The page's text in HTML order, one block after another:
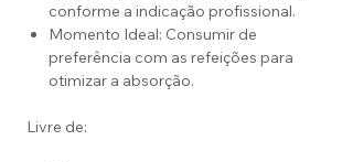
conforme a indicação profissional.
Momento Ideal: Consumir de
preferência com as refeições para
otimizar a absorção.
Livre de: